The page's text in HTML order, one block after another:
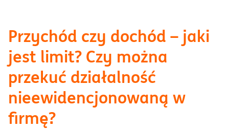
Przychód czy dochód – jaki
jest limit? Czy można
przekuć działalność
nieewidencjonowaną w
firmę?